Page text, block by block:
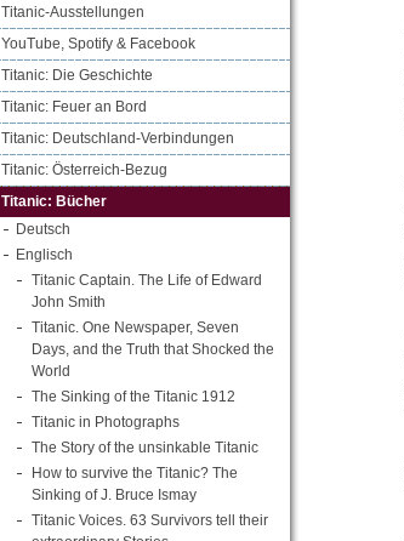
Titanic-Ausstellungen
YouTube, Spotify & Facebook
Titanic: Die Geschichte
Titanic: Feuer an Bord
Titanic: Deutschland-Verbindungen
Titanic: Österreich-Bezug
Titanic: Bücher
Deutsch
Englisch
Titanic Captain. The Life of Edward
John Smith
Titanic. One Newspaper, Seven
Days, and the Truth that Shocked the
World
The Sinking of the Titanic 1912
Titanic in Photographs
The Story of the unsinkable Titanic
How to survive the Titanic? The
Sinking of J. Bruce Ismay
Titanic Voices. 63 Survivors tell their